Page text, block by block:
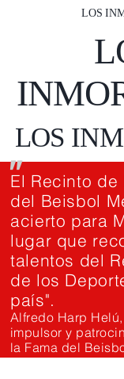
LOS
LOS
El Recinto
del Beisbol
acierto para
lugar que
talentos del
de los
país".
Alfredo Harp Helú,
impulsor y
la Fama del
"